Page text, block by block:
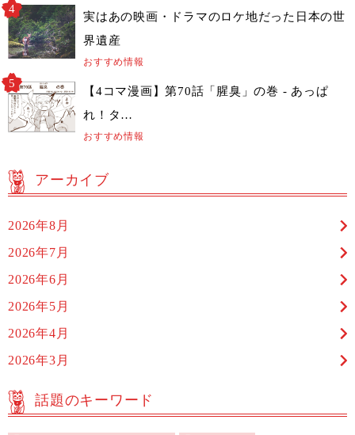
実はあの映画・ドラマのロケ地だった日本の世
界遺産
おすすめ情報
【4コマ漫画】第70話「腥臭」の巻 - あっぱ
れ！タ…
おすすめ情報
アーカイブ
2026年8月
2026年7月
2026年6月
2026年5月
2026年4月
2026年3月
話題のキーワード